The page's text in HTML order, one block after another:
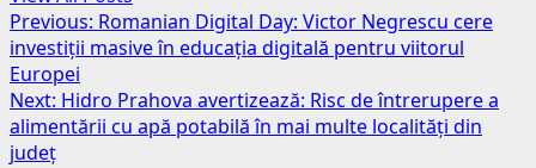
Post
navigation
Previous: Romanian Digital Day: Victor Negrescu cere
investiții masive în educația digitală pentru viitorul
Europei
Next: Hidro Prahova avertizează: Risc de întrerupere a
alimentării cu apă potabilă în mai multe localități din
județ